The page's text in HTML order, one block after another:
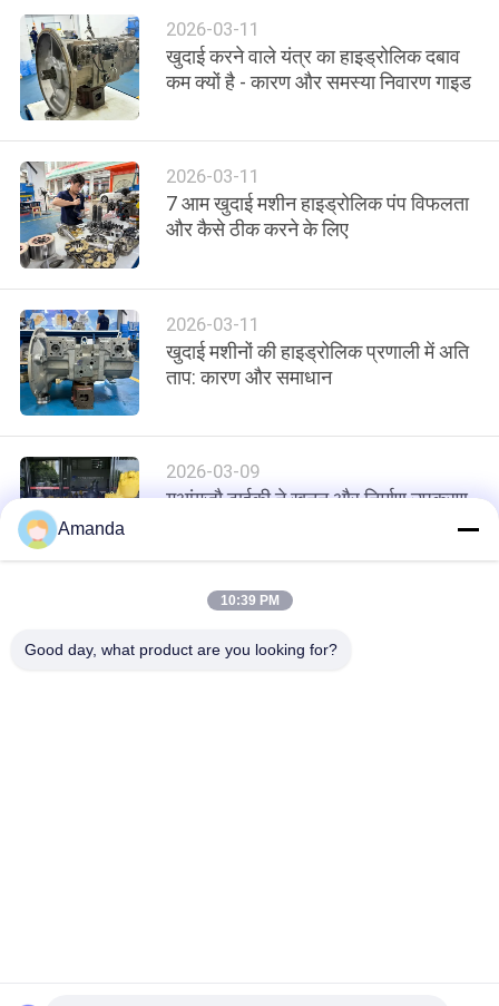
सभी
मामलों
एक
बोली
का
अनुरोध
साइटमैप
गोपनीयता
नीति
2026-03-11
खुदाई करने वाले यंत्र का हाइड्रोलिक दबाव
कम क्यों है - कारण और समस्या निवारण गाइड
2026-03-11
7 आम खुदाई मशीन हाइड्रोलिक पंप विफलता
और कैसे ठीक करने के लिए
2026-03-11
खुदाई मशीनों की हाइड्रोलिक प्रणाली में अति
ताप: कारण और समाधान
2026-03-09
गुआंगज़ौ टाईकी ने खनन और निर्माण उपकरण
के लिए हाइड्रोलिक घटकों की वैश्विक आपूर्ति
Amanda
10:39 PM
Good day, what product are you looking for?